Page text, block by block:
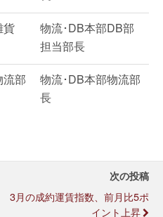
貨
物流･DB本部DB部
担当部長
流部
物流･DB本部物流部
長
次の投稿
3月の成約運賃指数、前月比5ポ
イント上昇